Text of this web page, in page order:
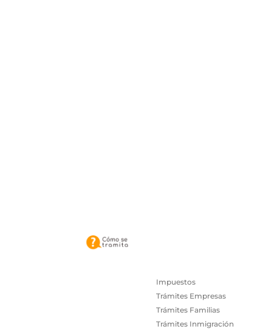
Impuestos
Trámites Empresas
Trámites Familias
Trámites Inmigración